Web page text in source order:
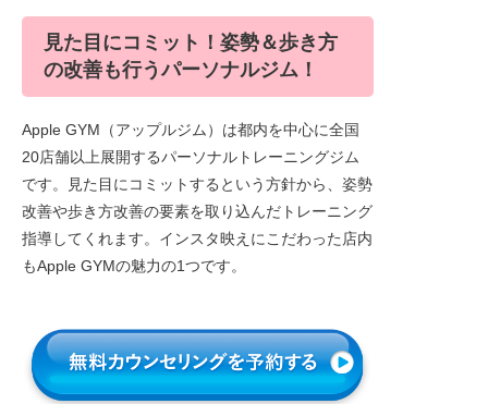
見た目にコミット！姿勢＆歩き方
の改善も行うパーソナルジム！
Apple GYM（アップルジム）は都内を中心に全国
20店舗以上展開するパーソナルトレーニングジム
です。見た目にコミットするという方針から、姿勢
改善や歩き方改善の要素を取り込んだトレーニング
指導してくれます。インスタ映えにこだわった店内
もApple GYMの魅力の1つです。